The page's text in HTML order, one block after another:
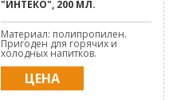
"ИНТЕКО", 200 МЛ.
Материал: полипропилен.
Пригоден для горячих и
холодных напитков.
ЦЕНА